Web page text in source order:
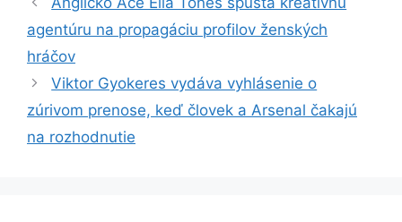
agentúru na propagáciu profilov ženských
hráčov
Viktor Gyokeres vydáva vyhlásenie o
zúrivom prenose, keď človek a Arsenal čakajú
na rozhodnutie